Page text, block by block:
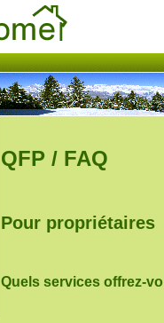
QFP / FAQ
Pour propriétaires
Quels services offrez-